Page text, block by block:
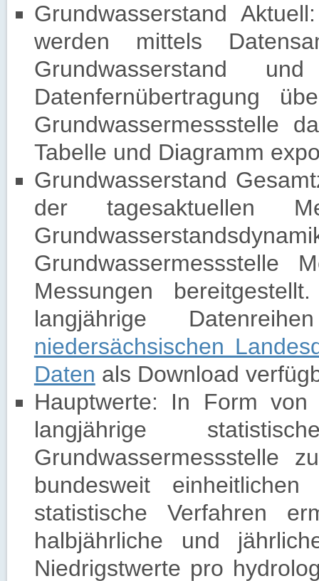
Grundwasserstand
werden mittels
Grundwasserstand
Datenfernübertragung
Grundwassermessstelle
Tabelle und Diagramm
Grundwasserstand
der tagesaktuellen
Grundwassermessstelle
Messungen
langjährige
niedersächsischen
Daten als Download
Hauptwerte: In Form
langjährige
Grundwassermessstelle
bundesweit
statistische Verfahren
halbjährliche und
Niedrigstwerte pro